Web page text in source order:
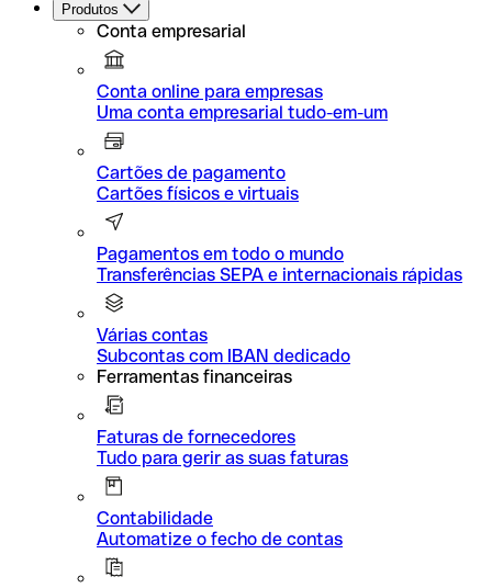
Produtos
Conta empresarial
Conta online para empresas
Uma conta empresarial tudo-em-um
Cartões de pagamento
Cartões físicos e virtuais
Pagamentos em todo o mundo
Transferências SEPA e internacionais rápidas
Várias contas
Subcontas com IBAN dedicado
Ferramentas financeiras
Faturas de fornecedores
Tudo para gerir as suas faturas
Contabilidade
Automatize o fecho de contas